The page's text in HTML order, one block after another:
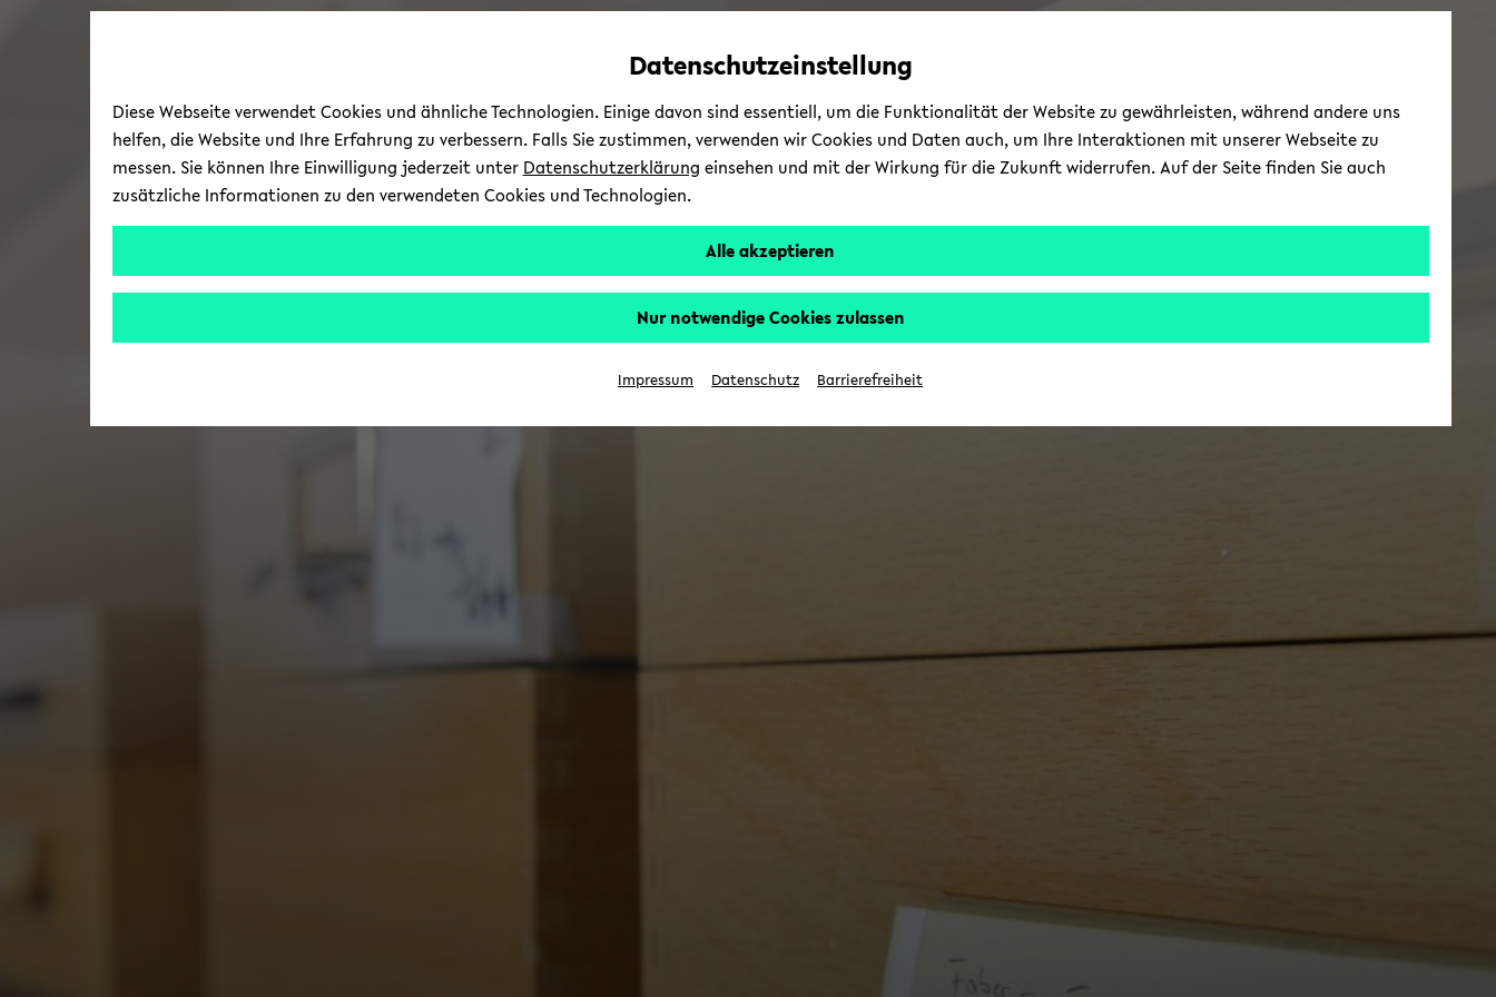
Automatische
vermeiden
zum
wechseln
zum
wechseln
zum
wechseln
Datenschutzeinstellung
Diese Webseite verwendet Cookies und ähnliche Technologien. Einige davon sind essentiell, um die Funktionalität der Website zu gewährleisten, während andere uns
helfen, die Website und Ihre Erfahrung zu verbessern. Falls Sie zustimmen, verwenden wir Cookies und Daten auch, um Ihre Interaktionen mit unserer Webseite zu
messen. Sie können Ihre Einwilligung jederzeit unter Datenschutzerklärung einsehen und mit der Wirkung für die Zukunft widerrufen. Auf der Seite finden Sie auch
zusätzliche Informationen zu den verwendeten Cookies und Technologien.
Alle akzeptieren
Nur notwendige Cookies zulassen
Impressum Datenschutz Barrierefreiheit